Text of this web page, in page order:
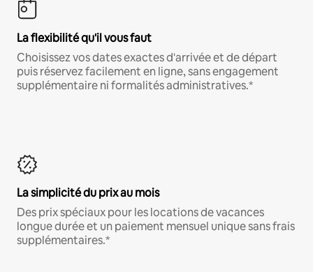
La flexibilité qu'il vous faut
Choisissez vos dates exactes d'arrivée et de départ
puis réservez facilement en ligne, sans engagement
supplémentaire ni formalités administratives.*
La simplicité du prix au mois
Des prix spéciaux pour les locations de vacances
longue durée et un paiement mensuel unique sans frais
supplémentaires.*